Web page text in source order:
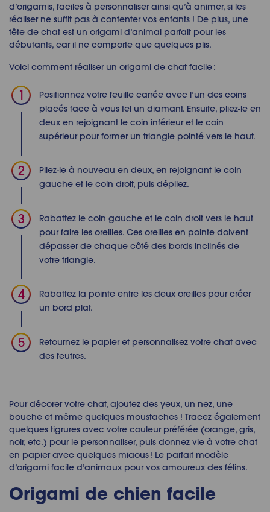
d’origamis, faciles à personnaliser ainsi qu’à animer, si les
réaliser ne suffit pas à contenter vos enfants ! De plus, une
tête de chat est un origami d’animal parfait pour les
débutants, car il ne comporte que quelques plis.
Voici comment réaliser un origami de chat facile:
Positionnez votre feuille carrée avec l’un des coins
placés face à vous tel un diamant. Ensuite, pliez-le en
deux en rejoignant le coin inférieur et le coin
supérieur pour former un triangle pointé vers le haut.
Pliez-le à nouveau en deux, en rejoignant le coin
gauche et le coin droit, puis dépliez.
Rabattez le coin gauche et le coin droit vers le haut
pour faire les oreilles. Ces oreilles en pointe doivent
dépasser de chaque côté des bords inclinés de
votre triangle.
Rabattez la pointe entre les deux oreilles pour créer
un bord plat.
Retournez le papier et personnalisez votre chat avec
des feutres.
Pour décorer votre chat, ajoutez des yeux, un nez, une
bouche et même quelques moustaches ! Tracez également
quelques tigrures avec votre couleur préférée (orange, gris,
noir, etc.) pour le personnaliser, puis donnez vie à votre chat
en papier avec quelques miaous ! Le parfait modèle
d’origami facile d’animaux pour vos amoureux des félins.
Origami de chien facile